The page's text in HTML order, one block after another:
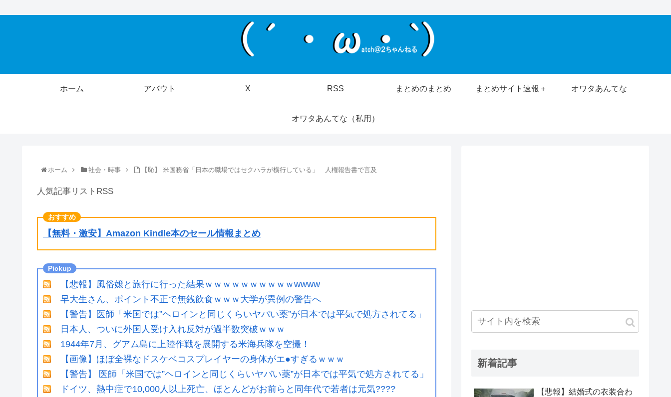
ホーム アバウト X RSS まとめのまとめ まとめサイト速報＋ オワタあんてな
オワタあんてな（私用）
ホーム 社会・時事 【恥】 米国務省「日本の職場ではセクハラが横行している」 人権報告書で言及
人気記事リストRSS
【無料・激安】Amazon Kindle本のセール情報まとめ
【悲報】風俗嬢と旅行に行った結果ｗｗｗｗｗｗｗｗｗｗwwww
早大生さん、ポイント不正で無銭飲食ｗｗｗ大学が異例の警告へ
【警告】医師「米国では”ヘロインと同じくらいヤバい薬”が日本では平気で処方されてる」
日本人、ついに外国人受け入れ反対が過半数突破ｗｗｗ
1944年7月、グアム島に上陸作戦を展開する米海兵隊を空撮！
【画像】ほぼ全裸なドスケベコスプレイヤーの身体がエ●すぎるｗｗｗ
【警告】 医師「米国では”ヘロインと同じくらいヤバい薬”が日本では平気で処方されてる」
ドイツ、熱中症で10,000人以上死亡、ほとんどがお前らと同年代で若者は元気????
新着記事
【悲報】結婚式の衣装合わ